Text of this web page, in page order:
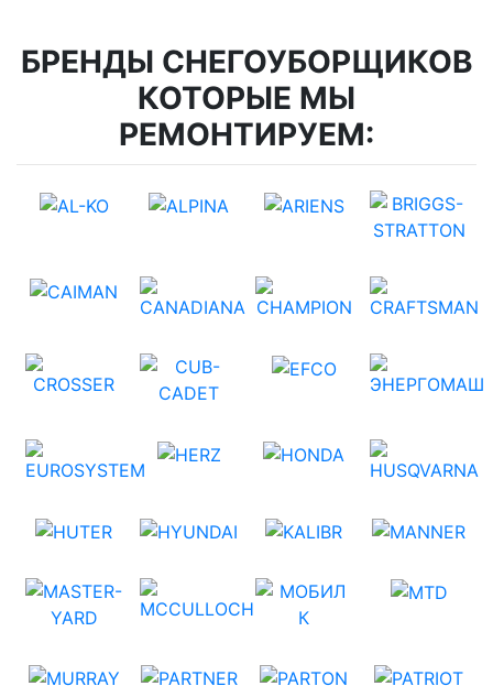
БРЕНДЫ СНЕГОУБОРЩИКОВ
КОТОРЫЕ МЫ
РЕМОНТИРУЕМ: